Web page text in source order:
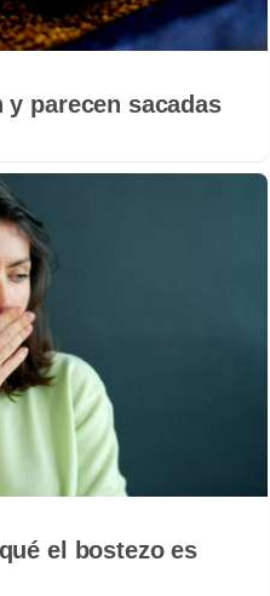
parecen sacadas
el bostezo es